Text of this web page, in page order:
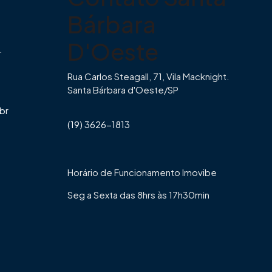
Bárbara
D'Oeste
Rua Carlos Steagall, 71, Vila Macknight.
Santa Bárbara d'Oeste/SP
(19) 3626-1813
Horário de Funcionamento Imovibe
Seg a Sexta das 8hrs às 17h30min